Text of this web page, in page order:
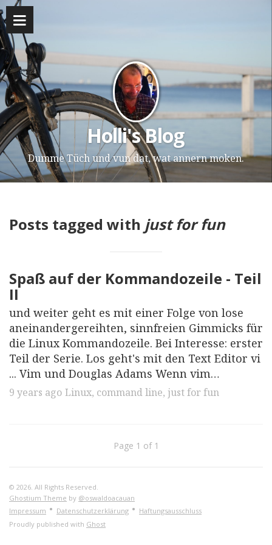
Holli's Blog
Dumme Tüch und vun dat, wat annern moken.
Posts tagged with just for fun
Spaß auf der Kommandozeile - Teil
II
und weiter geht es mit einer Folge von lose
aneinandergereihten, sinnfreien Gimmicks für
die Linux Kommandozeile. Bei Interesse: erster
Teil der Serie. Los geht's mit den Text Editor vi
... Vim und Douglas Adams Wenn vim…
9 years ago Linux, command line, just for fun
Page 1 of 1
© 2026. All Rights Reserved.
Ghostium Theme by @oswaldoacauan
Impressum • Datenschutzerklärung • Haftungsausschluss
Proudly published with Ghost